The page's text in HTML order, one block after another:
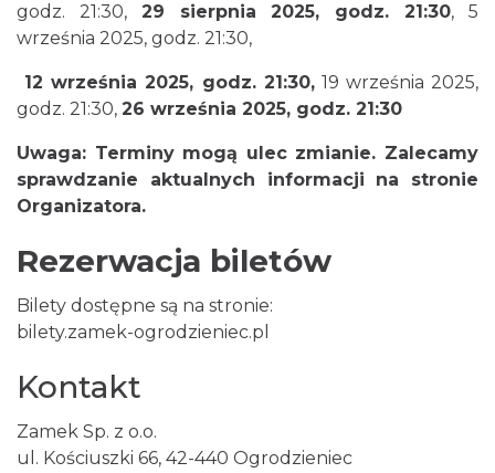
0.00 km
Międzynarodowy Turniej Rycerski w
Podzamczu 2026
Podzamcze
0.05 km
godz. 21:30, 29 sierpnia 2025, godz. 21:30, 5
września 2025, godz. 21:30,
12 września 2025, godz. 21:30,19 września 2025,
godz. 21:30, 26 września 2025, godz. 21:30
Uwaga: Terminy mogą ulec zmianie. Zalecamy
sprawdzanie aktualnych informacji na stronie
Organizatora.
Rezerwacja biletów
Bilety dostępne są na stronie:
bilety.zamek-ogrodzieniec.pl
Kontakt
Zamek Sp. z o.o.
ul. Kościuszki 66, 42-440 Ogrodzieniec